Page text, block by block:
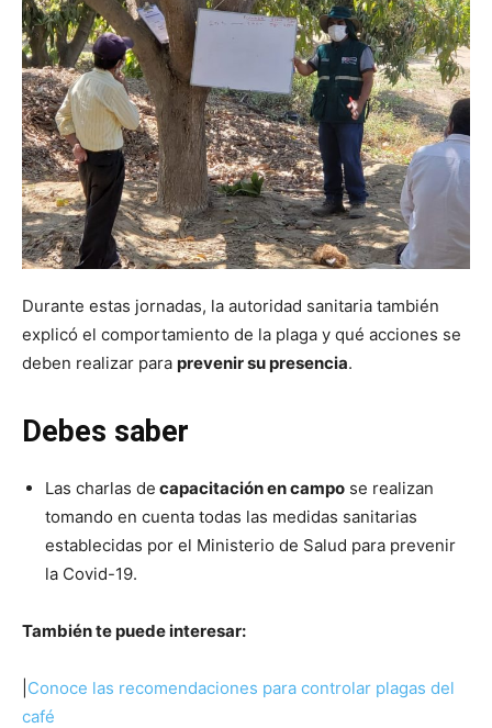
Durante estas jornadas, la autoridad sanitaria también
explicó el comportamiento de la plaga y qué acciones se
deben realizar para prevenir su presencia.
Debes saber
Las charlas de capacitación en campo se realizan
tomando en cuenta todas las medidas sanitarias
establecidas por el Ministerio de Salud para prevenir
la Covid-19.
También te puede interesar:
Conoce las recomendaciones para controlar plagas del
café